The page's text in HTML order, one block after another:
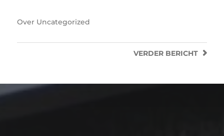
Over Uncategorized
VERDER BERICHT